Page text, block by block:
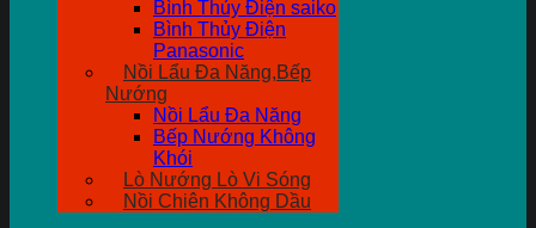
Bình Thủy Điện saiko
Bình Thủy Điện
Panasonic
Nồi Lẩu Đa Năng,Bếp
Nướng
Nồi Lẩu Đa Năng
Bếp Nướng Không
Khói
Lò Nướng Lò Vi Sóng
Nồi Chiên Không Dầu